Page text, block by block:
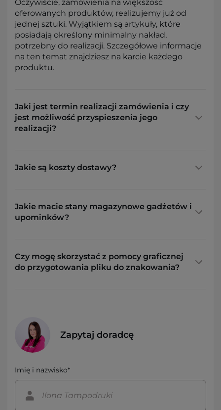
Oczywiście, zamówienia na większość
oferowanych produktów, realizujemy już od
jednej sztuki. Wyjątkiem są artykuły, które
posiadają określony minimalny nakład,
potrzebny do realizacji. Szczegółowe informacje
na ten temat znajdziesz na karcie każdego
produktu.
Jaki jest termin realizacji zamówienia i czy
jest możliwość przyspieszenia jego
realizacji?
Jakie są koszty dostawy?
Jakie macie stany magazynowe gadżetów i
upominków?
Czy mogę skorzystać z pomocy graficznej
do przygotowania pliku do znakowania?
Zapytaj doradcę
Imię i nazwisko*